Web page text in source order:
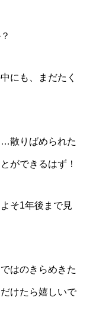
にも、まだたく
散りばめられた
ができるはず！
そ1年後まで見
はのきらめきた
けたら嬉しいで